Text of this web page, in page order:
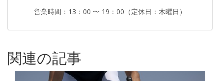
営業時間：13：00 〜 19：00（定休日：木曜日）
関連の記事